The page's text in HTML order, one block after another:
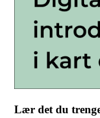
Lær det du